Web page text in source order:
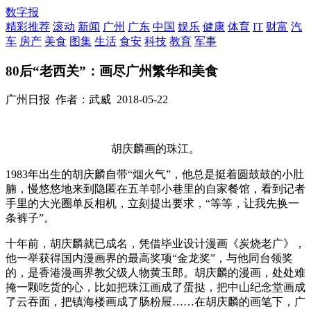
数字报
精彩推荐 滚动 新闻 广州 广东 中国 娱乐 健康 体育 IT 财富 汽
车 房产 美食 图集 生活 食安 科技 教育 军事
80后“老西关”：画尽广州繁华和美食
广州日报 作者：武威 2018-05-22
胡庆麟画的珠江。
1983年出生的胡庆麟自带“烟火气”，他总是挺着圆鼓鼓的小肚
腩，慢悠悠地来到隐匿在五羊邨小巷里的自家餐馆，看到记者
手里的大光圈单反相机，立刻提出要求，“等等，让我先换一
条裤子”。
十年前，胡庆麟就已成名，凭借毕业设计漫画《炭烧老广》，
他一举获得国内漫画界的最高奖项“金龙奖”，与他同台领奖
的，是香港漫画界教父级人物黄玉郎。胡庆麟的漫画，处处难
掩一颗吃货的心，比如把珠江画成了蛋挞，把中山纪念堂画成
了云吞面，把镇海楼画成了肠粉屉……在胡庆麟的画笔下，广